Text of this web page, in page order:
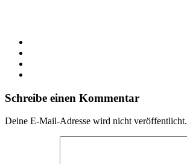
Schreibe einen Kommentar
Deine E-Mail-Adresse wird nicht veröffentlicht.